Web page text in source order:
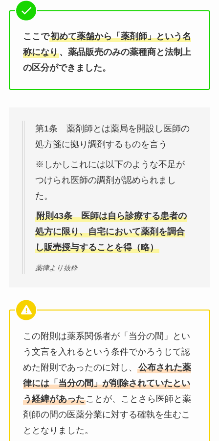
ここで初めて薬舗から「薬剤師」という名
称になり、薬品販売のみの薬種商と法制上
の区分ができました。
第1条 薬剤師とは薬局を開設し医師の
処方箋に拠り調剤するものを言う
※しかしこれには以下のような不足が
つけられ医師の調剤が認められまし
た。
附則43条 医師は自ら診療する患者の
処方に限り、自宅において薬剤を調合
し販売授与することを得（略）
薬律より抜粋
この附則は薬系関係者が「当分の間」とい
う文言を入れるという条件でかろうじて認
めた附則であったのに対し、 公布された薬
律には「当分の間」が削除されていたとい
う経緯があったことが、ことさら医師と薬
剤師の間の医薬分業に対する確執を生むこ
ととなりました。